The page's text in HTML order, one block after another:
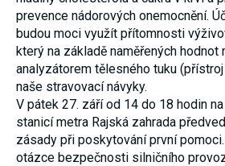
prevence nádorových onemocnění.
budou moci využít přítomnosti
který na základě naměřených
analyzátorem tělesného tuku (přístroj
naše stravovací návyky.
V pátek 27. září od 14 do 18 hodin
stanicí metra Rajská zahrada
zásady při poskytování první
otázce bezpečnosti silničního
Z
nebo